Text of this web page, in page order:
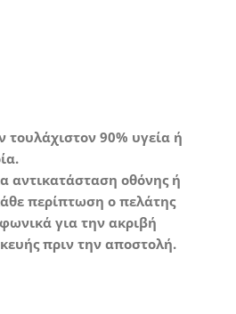
τουλάχιστον 90% υγεία ή
αντικατάσταση οθόνης ή
περίπτωση ο πελάτης
για την ακριβή
πριν την αποστολή.